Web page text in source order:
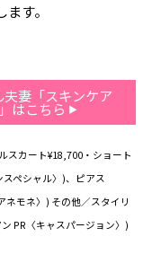
す。
妻「スキンケア
はこちら
スカート¥18,700・ショート
ペシャル〉)、ピアス
モネ〉) その他／スタイリ
PR〈キャスパージョン〉)